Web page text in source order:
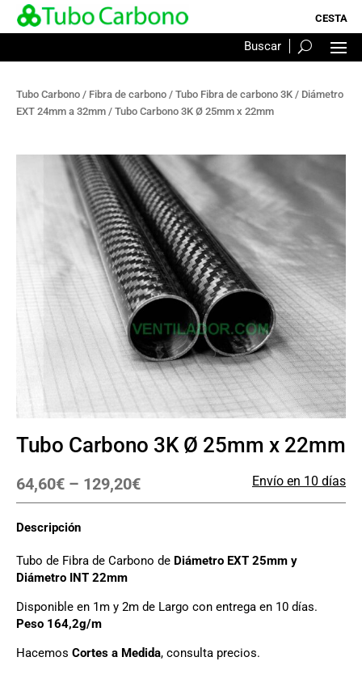
Tubo Carbono / Fibra de carbono / Tubo Fibra de carbono 3K / Diámetro
EXT 24mm a 32mm / Tubo Carbono 3K Ø 25mm x 22mm
Tubo Carbono 3K Ø 25mm x 22mm
64,60€ – 129,20€ Envío en 10 días
Descripción
Tubo de Fibra de Carbono de Diámetro EXT 25mm y
Diámetro INT 22mm
Disponible en 1m y 2m de Largo con entrega en 10 días.
Peso 164,2g/m
Hacemos Cortes a Medida, consulta precios.